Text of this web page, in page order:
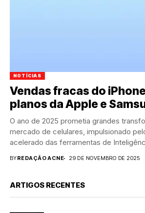
NOTÍCIAS
Vendas fracas do
planos da Apple e
O ano de 2025 prometia grandes
mercado de celulares, impulsionado
acelerado das ferramentas de
entanto, apesar das...
BYREDAÇÃO ACNE 29 DE NOVEMBRO DE 2025
ARTIGOS RECENTES